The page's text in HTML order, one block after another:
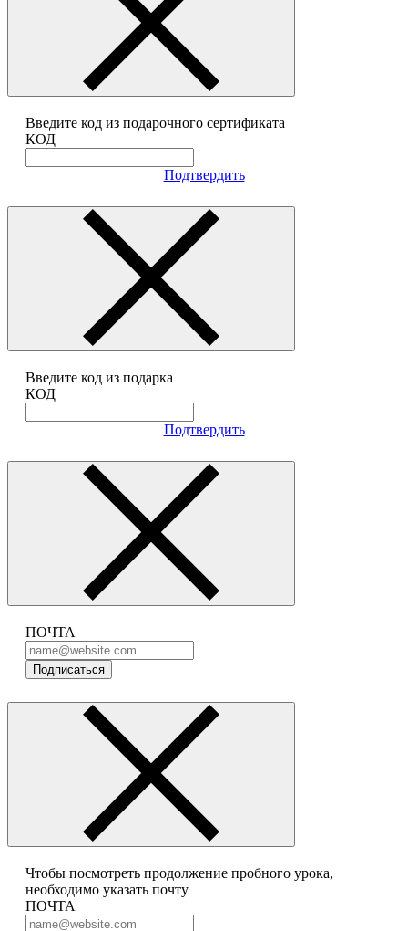
Введите код из подарочного сертификата
КОД
Подтвердить
Введите код из подарка
КОД
Подтвердить
ПОЧТА
Подписаться
Чтобы посмотреть продолжение пробного урока,
необходимо указать почту
ПОЧТА